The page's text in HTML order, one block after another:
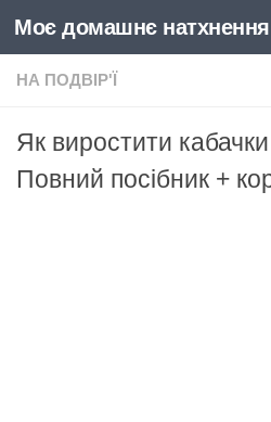
Skip to content
Моє домашнє натхнення
НА ПОДВІР'Ї
Як виростити
Повний посібник +